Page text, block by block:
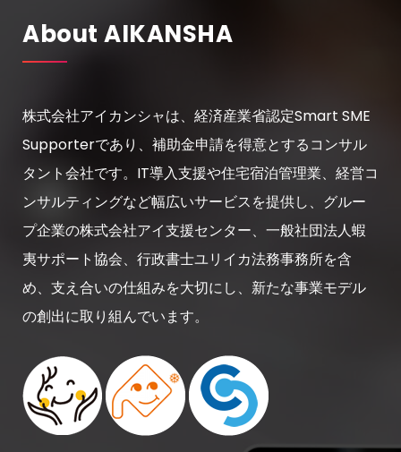
About AIKANSHA
株式会社アイカンシャは、経済産業省認定Smart SME
Supporterであり、補助金申請を得意とするコンサル
タント会社です。IT導入支援や住宅宿泊管理業、経営コ
ンサルティングなど幅広いサービスを提供し、グルー
プ企業の株式会社アイ支援センター、一般社団法人蝦
夷サポート協会、行政書士ユリイカ法務事務所を含
め、支え合いの仕組みを大切にし、新たな事業モデル
の創出に取り組んでいます。